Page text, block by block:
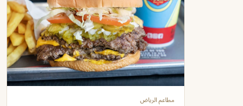
مطاعم الرياض